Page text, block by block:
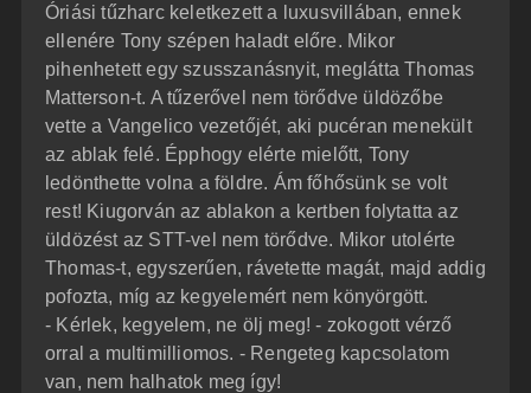
Óriási tűzharc keletkezett a luxusvillában, ennek
ellenére Tony szépen haladt előre. Mikor
pihenhetett egy szusszanásnyit, meglátta Thomas
Matterson-t. A tűzerővel nem törődve üldözőbe
vette a Vangelico vezetőjét, aki pucéran menekült
az ablak felé. Épphogy elérte mielőtt, Tony
ledönthette volna a földre. Ám főhősünk se volt
rest! Kiugorván az ablakon a kertben folytatta az
üldözést az STT-vel nem törődve. Mikor utolérte
Thomas-t, egyszerűen, rávetette magát, majd addig
pofozta, míg az kegyelemért nem könyörgött.
- Kérlek, kegyelem, ne ölj meg! - zokogott vérző
orral a multimilliomos. - Rengeteg kapcsolatom
van, nem halhatok meg így!